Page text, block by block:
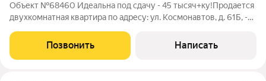
Объект №68460 Идеальна под сдачу - 45 тысяч+ку!Продается
двухкомнатная квартира по адресу: ул. Космонавтов, д. 61Б, -
собственного проживания. В наличии вся необходимая
мебель, бытовая техника,
Позвонить Написать